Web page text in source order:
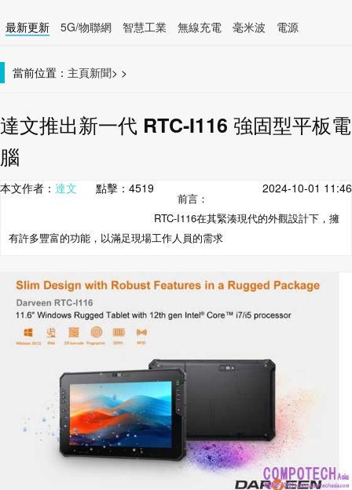
最新更新 5G/物聯網 智慧工業 無線充電 毫米波
電源
當前位置： 主頁 >
新聞 >
達文推出新一代 RTC-I116 強固型平板電
腦
本文作者： 達文 點擊： 4519 2024-10-01 11:46
前言：
RTC-I116在其緊湊現代的外觀設計下，擁
有許多豐富的功能，以滿足現場工作人員的需求